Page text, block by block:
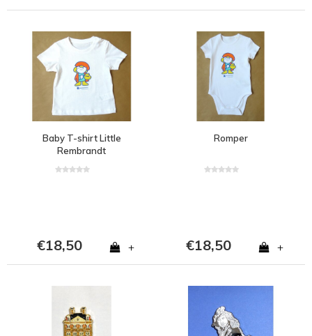
Baby T-shirt Little
Rembrandt
€18,50 +
Romper
€18,50 +